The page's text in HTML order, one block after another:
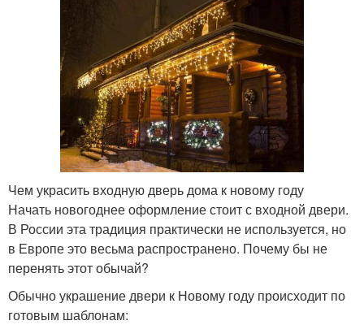
Чем украсить входную дверь дома к новому году
Начать новогоднее оформление стоит с входной двери.
В России эта традиция практически не используется, но
в Европе это весьма распространено. Почему бы не
перенять этот обычай?
Обычно украшение двери к Новому году происходит по
готовым шаблонам: